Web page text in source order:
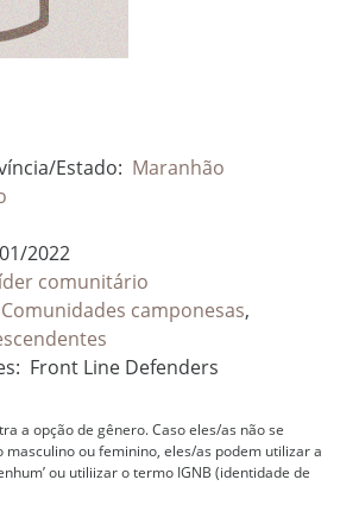
Estado: Maranhão
2022
comunitário
Comunidades camponesas,
Front Line Defenders
a opção de gênero. Caso eles/as não se
ou feminino, eles/as podem utilizar a
ou utiliizar o termo IGNB (identidade de